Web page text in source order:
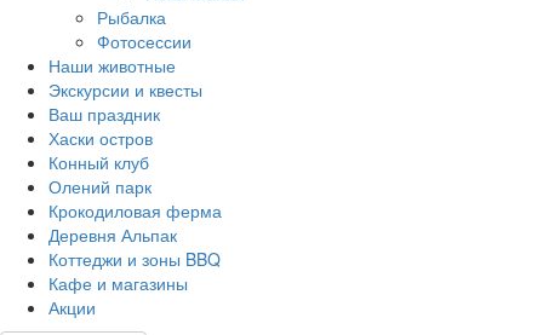
Рыбалка
Фотосессии
Наши животные
Экскурсии и квесты
Ваш праздник
Хаски остров
Конный клуб
Олений парк
Крокодиловая ферма
Деревня Альпак
Коттеджи и зоны BBQ
Кафе и магазины
Акции